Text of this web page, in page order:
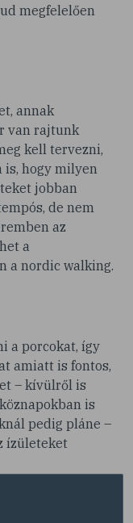
megfelelően
annak
van rajtunk
kell tervezni,
is, hogy milyen
jobban
de nem
az
a
a nordic walking.
a porcokat, így
amiatt is fontos,
– kívülről is
is
pedig pláne –
ízületeket